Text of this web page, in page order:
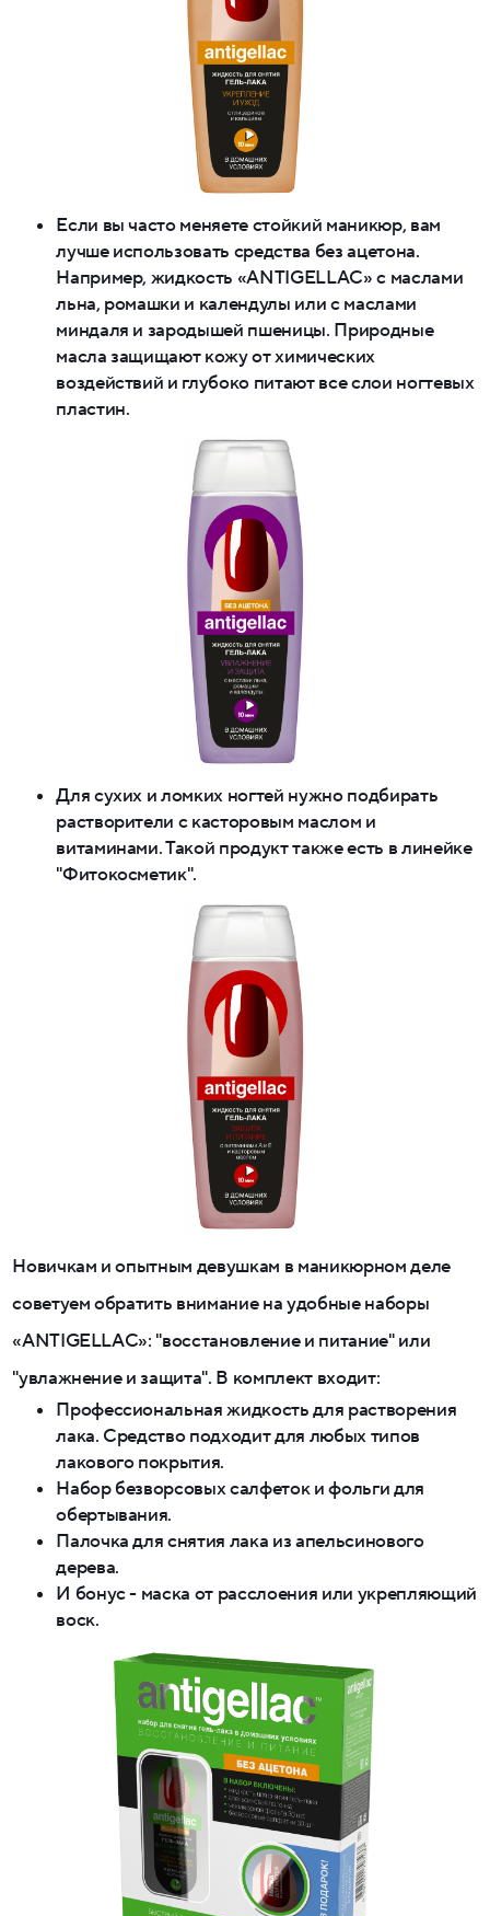
Если вы часто меняете стойкий маникюр, вам
лучше использовать средства без ацетона.
Например, жидкость «ANTIGELLAC» с маслами
льна, ромашки и календулы или с маслами
миндаля и зародышей пшеницы. Природные
масла защищают кожу от химических
воздействий и глубоко питают все слои ногтевых
пластин.
Для сухих и ломких ногтей нужно подбирать
растворители с касторовым маслом и
витаминами. Такой продукт также есть в линейке
"Фитокосметик".
Новичкам и опытным девушкам в маникюрном деле
советуем обратить внимание на удобные наборы
«ANTIGELLAC»: "восстановление и питание" или
"увлажнение и защита". В комплект входит:
Профессиональная жидкость для растворения
лака. Средство подходит для любых типов
лакового покрытия.
Набор безворсовых салфеток и фольги для
обертывания.
Палочка для снятия лака из апельсинового
дерева.
И бонус - маска от расслоения или укрепляющий
воск.